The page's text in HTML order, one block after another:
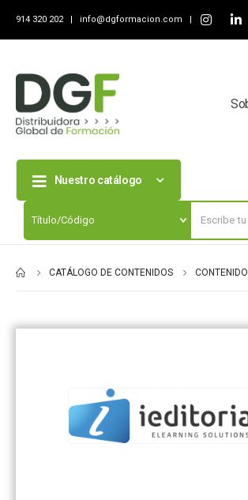
914 320 202 | info@dgformacion.com |
Nuestro catálogo
CATÁLOGO DE CONTENIDOS